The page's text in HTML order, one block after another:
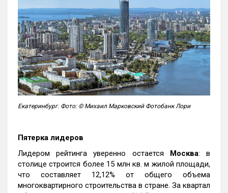
Екатеринбург. Фото: © Михаил Марковский Фотобанк Лори
Пятерка лидеров
Лидером рейтинга уверенно остается Москва: в
столице строится более 15 млн кв. м жилой площади,
что составляет 12,12% от общего объема
многоквартирного строительства в стране. За квартал